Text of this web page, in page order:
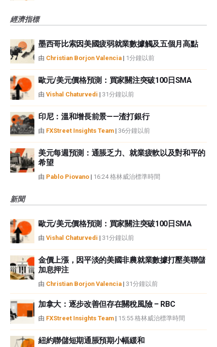
經濟指標
墨西哥比索因美國疲弱就業數據觸及五個月高點
由 Christian Borjon Valencia | 1分鐘以前
歐元/美元價格預測：買家關注突破100日SMA
由 Vishal Chaturvedi | 31分鐘以前
印尼：溫和增長前景——渣打銀行
由 FXStreet Insights Team | 36分鐘以前
美元每週預測：通脹乏力、就業疲軟以及對和平的
希望
由 Pablo Piovano | 16:24 格林威治標準時間
新聞
歐元/美元價格預測：買家關注突破100日SMA
由 Vishal Chaturvedi | 31分鐘以前
金價上漲，因平淡的美國非農就業數據打壓美聯儲
加息押注
由 Christian Borjon Valencia | 31分鐘以前
加拿大：逐步改善但存在關稅風險 – RBC
由 FXStreet Insights Team | 15:55 格林威治標準時間
紐約聯儲短期通脹預期小幅緩和